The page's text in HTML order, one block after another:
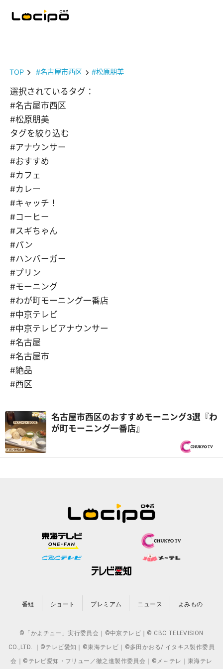
TOP #名古屋市西区 #松原朋美
選択されているタグ：
#名古屋市西区
#松原朋美
タグを絞り込む
#アナウンサー
#おすすめ
#カフェ
#カレー
#キャッチ！
#コーヒー
#スギちゃん
#パン
#ハンバーガー
#プリン
#モーニング
#わが町モーニング一番店
#中京テレビ
#中京テレビアナウンサー
#名古屋
#名古屋市
#絶品
#西区
名古屋市西区のおすすめモーニング3選『わ
が町モーニング一番店』
番組 ショート プレミアム ニュース よみもの
©「かよチュー」実行委員会｜©中京テレビ｜© CBC TELEVISION
CO.,LTD. ｜©テレビ愛知｜©東海テレビ｜©多田かおる/ イタキス製作委員
会｜©テレビ愛知・フリュー／徹之進製作委員会｜©メ～テレ｜東海テレ